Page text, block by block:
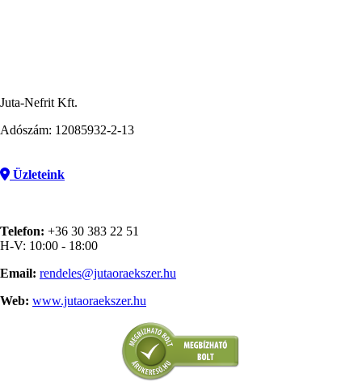
Juta-Nefrit Kft.
Adószám: 12085932-2-13
Üzleteink
Telefon: +36 30 383 22 51
H-V: 10:00 - 18:00
Email: rendeles@jutaoraekszer.hu
Web: www.jutaoraekszer.hu